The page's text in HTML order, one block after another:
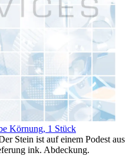
Körnung, 1 Stück
Stein ist auf einem Podest aus
ink. Abdeckung.